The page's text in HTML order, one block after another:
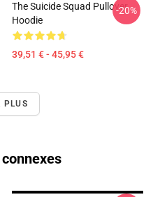
The Suicide Squad Pullover
Hoodie
39,51 € - 45,95 €
-20%
PLUS